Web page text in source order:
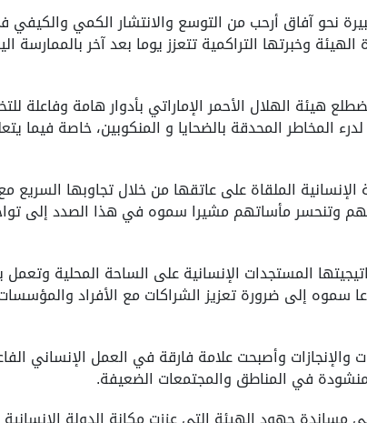
نحو آفاق أرحب من التوسع والانتشار الكمي والكيفي
وخبرتها التراكمية تتعزز يوما بعد آخر بالممارسة
هيئة الهلال الأحمر الإماراتي بأدوار هامة وفاعلة
المحدقة بالضحايا و المنكوبين، خاصة فيما
الملقاة على عاتقها من خلال تجاوبها السريع
وتنحسر مأساتهم مشيرا سموه في هذا الصدد إلى
المستجدات الإنسانية على الساحة المحلية
سموه إلى ضرورة تعزيز الشراكات مع الأفراد
وأصبحت علامة فارقة في العمل الإنساني
في المناطق والمجتمعات الضعيفة.